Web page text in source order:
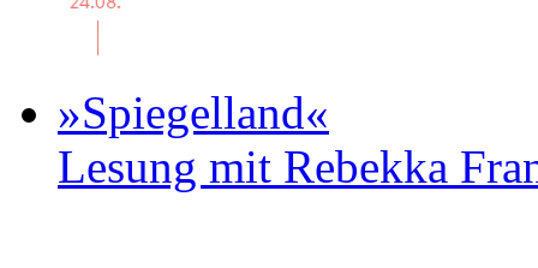
»Spiegelland«
Lesung mit Rebekka